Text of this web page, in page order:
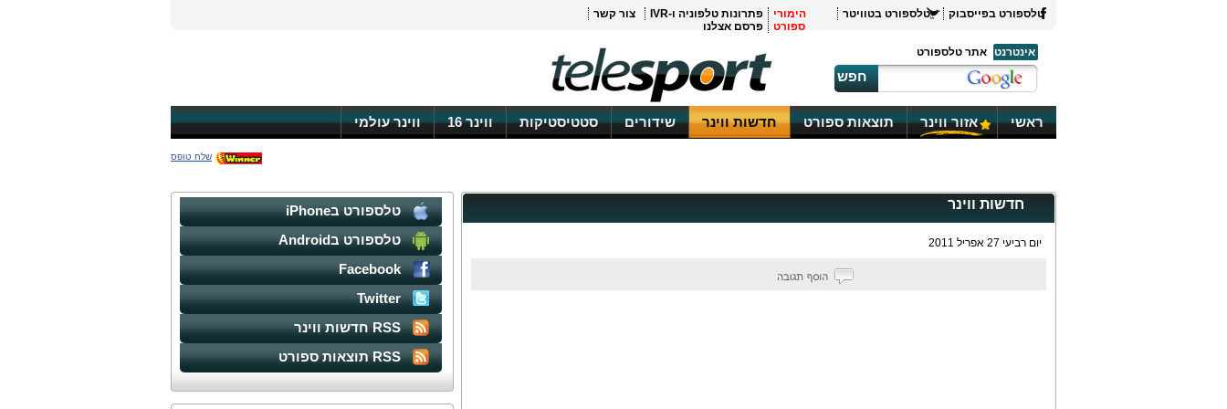
טלספורט בפייסבוק טלספורט בטוויטר
הימורי
ספורט
פתרונות טלפוניה ו-IVR
צור קשר
פרסם אצלנו
אינטרנט
אתר טלספורט
חפש
ראשי אזור ווינר תוצאות ספורט חדשות ווינר שידורים סטטיסטיקות ווינר 16 ווינר עולמי
שלח טופס
חדשות ווינר
יום רביעי 27 אפריל 2011
טלספורט בiPhone
טלספורט בAndroid
Facebook
Twitter
RSS חדשות ווינר
RSS תוצאות ספורט